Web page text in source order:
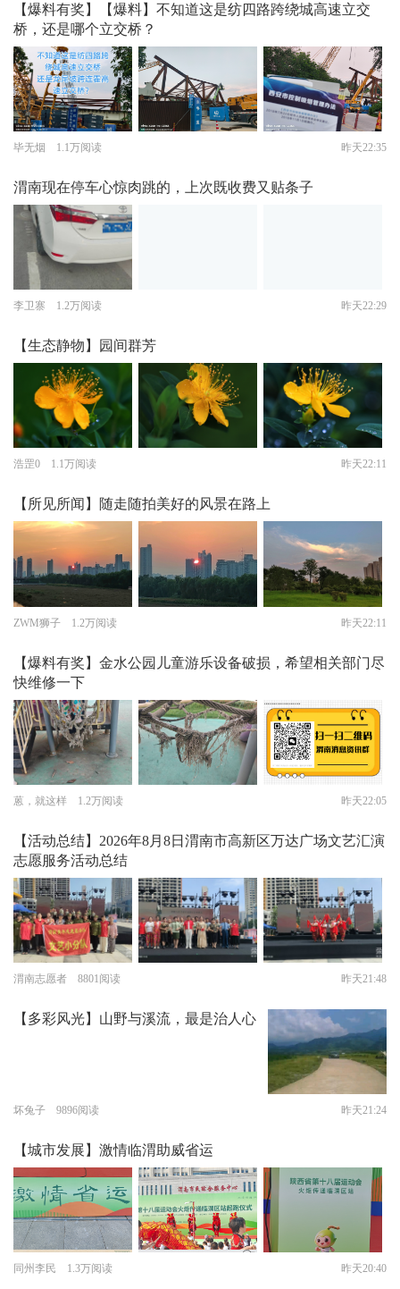
【爆料有奖】【爆料】不知道这是纺四路跨绕城高速立交
桥，还是哪个立交桥？
毕无烟 1.1万阅读 昨天22:35
渭南现在停车心惊肉跳的，上次既收费又贴条子
李卫寨 1.2万阅读 昨天22:29
【生态静物】园间群芳
浩罡0 1.1万阅读 昨天22:11
【所见所闻】随走随拍美好的风景在路上
ZWM狮子 1.2万阅读 昨天22:11
【爆料有奖】金水公园儿童游乐设备破损，希望相关部门尽
快维修一下
蒽，就这样 1.2万阅读 昨天22:05
【活动总结】2026年8月8日渭南市高新区万达广场文艺汇演
志愿服务活动总结
渭南志愿者 8801阅读 昨天21:48
【多彩风光】山野与溪流，最是治人心
坏兔子 9896阅读 昨天21:24
【城市发展】激情临渭助威省运
同州李民 1.3万阅读 昨天20:40